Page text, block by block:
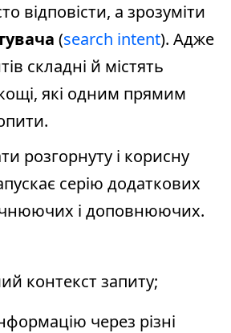
відповісти, а зрозуміти
(search intent). Адже
складні й містять
які одним прямим
розгорнуту і корисну
серію додаткових
і доповнюючих.
контекст запиту;
через різні